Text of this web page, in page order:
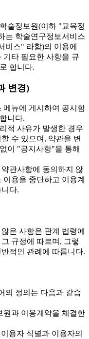
술정보원(이하 "교육정
는 학술연구정보서비스
비스" 라함)의 이용에
기타 필요한 사항을 규
합니다.
변경)
뉴에 게시하여 공시함
니다.
적 사유가 발생한 경우
수 있으며, 약관을 변
이 "공지사항"을 통해
관사항에 동의하지 않
이용을 중단하고 이용계
다.
은 사항은 관계 법령에
규정에 따르며, 그렇
적인 관례에 따릅니다.
의 정의는 다음과 같습
과 이용계약을 체결한
용자 식별과 이용자의